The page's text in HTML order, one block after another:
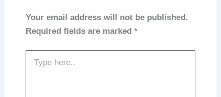
Your email address will not be published.
Required fields are marked *
here..